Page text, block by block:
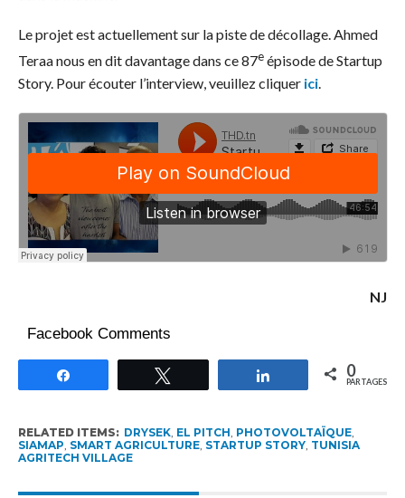
Le projet est actuellement sur la piste de décollage. Ahmed
Teraa nous en dit davantage dans ce 87eépisode de Startup
Story. Pour écouter l’interview, veuillez cliquer ici.
NJ
Facebook Comments
Partagez 0
PARTAGES
RELATED ITEMS: DRYSEK, EL PITCH PHOTOVOLTAÏQUE,
SIAMAP SMART AGRICULTURE, STARTUP STORY, TUNISIA
AGRITECH VILLAGE